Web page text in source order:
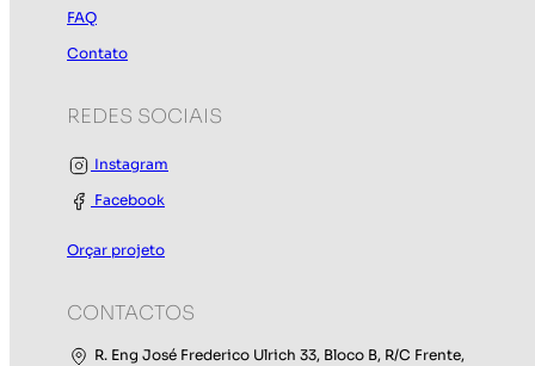
FAQ
Contato
REDES SOCIAIS
Instagram
Facebook
Orçar projeto
CONTACTOS
R. Eng José Frederico Ulrich 33, Bloco B, R/C Frente,